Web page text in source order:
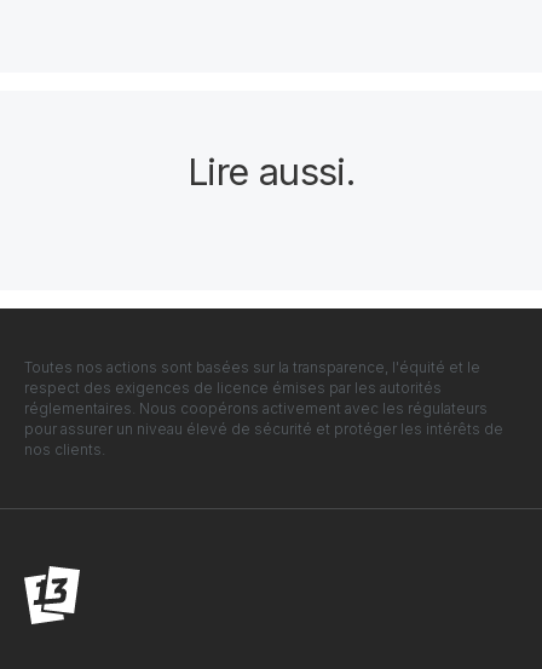
Lire aussi.
Toutes nos actions sont basées sur la transparence, l'équité et le
respect des exigences de licence émises par les autorités
réglementaires. Nous coopérons activement avec les régulateurs
pour assurer un niveau élevé de sécurité et protéger les intérêts de
nos clients.